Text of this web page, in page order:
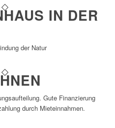
IN DER
der Natur
Gute Finanzierung
durch Mieteinnahmen.